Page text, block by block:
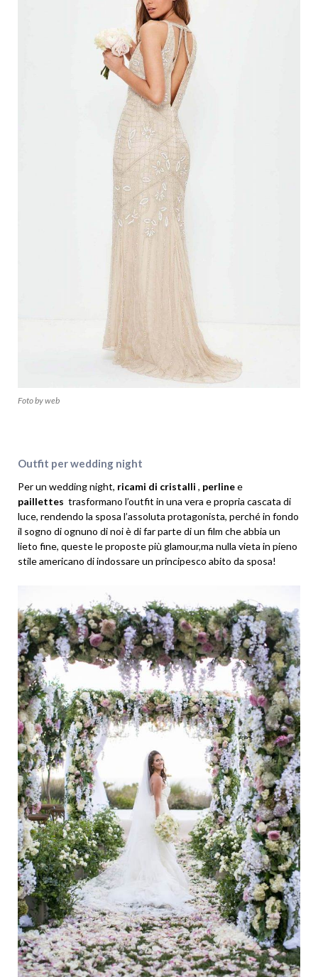
Foto by web
Outfit per wedding night
Per un wedding night, ricami di cristalli , perlinee
paillettes trasformano l’outfit in una vera e propria cascata di
luce, rendendo la sposa l’assoluta protagonista, perché in fondo
il sogno di ognuno di noi è di far parte di un film che abbia un
lieto fine, queste le proposte più glamour,ma nulla vieta in pieno
stile americano di indossare un principesco abito da sposa!